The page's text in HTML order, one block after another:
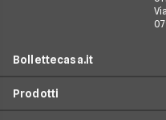
Bollettecasa.it
Prodotti